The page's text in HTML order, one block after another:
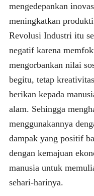
mengedepankan
meningkatkan
Revolusi Industri itu
negatif karena
mengorbankan nilai
begitu, tetap
berikan kepada
alam. Sehingga
menggunakannya
dampak yang positif
dengan kemajuan
manusia untuk
sehari-harinya.